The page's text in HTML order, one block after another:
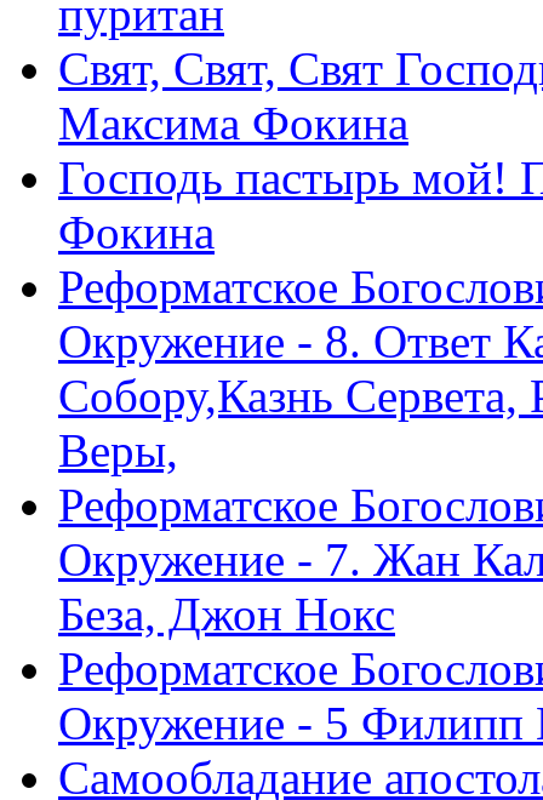
пуритан
Свят, Свят, Свят
Максима Фокина
Господь пастырь мой!
Фокина
Реформатское
Окружение - 8. Ответ
Собору,Казнь Сервета,
Веры,
Реформатское
Окружение - 7. Жан
Беза, Джон Нокс
Реформатское
Окружение - 5 Филипп
Самообладание